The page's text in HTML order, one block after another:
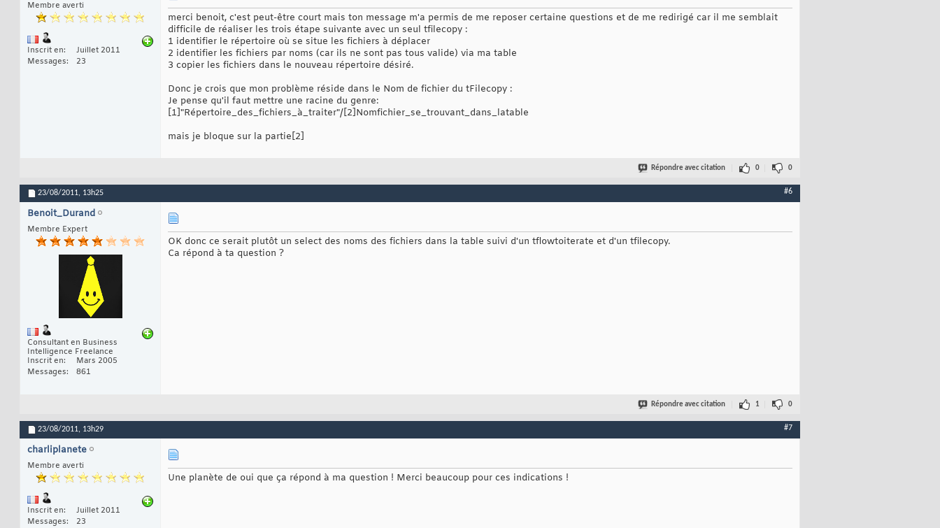
Membre averti
Inscrit en
Juillet 2011
Messages
23
merci benoit, c'est peut-être court mais ton message m'a permis de me reposer certaine questions et de me redirigé car il me semblait
difficile de réaliser les trois étape suivante avec un seul tfilecopy :
1 identifier le répertoire où se situe les fichiers à déplacer
2 identifier les fichiers par noms (car ils ne sont pas tous valide) via ma table
3 copier les fichiers dans le nouveau répertoire désiré.
Donc je crois que mon problème réside dans le Nom de fichier du tFilecopy :
Je pense qu'il faut mettre une racine du genre:
[1]"Répertoire_des_fichiers_à_traiter"/[2]Nomfichier_se_trouvant_dans_latable
mais je bloque sur la partie[2]
Répondre avec citation 0 0
23/08/2011, 13h25 #6
Benoit_Durand
Membre Expert
Consultant en Business
Intelligence Freelance
Inscrit en
Mars 2005
Messages
861
OK donc ce serait plutôt un select des noms des fichiers dans la table suivi d'un tflowtoiterate et d'un tfilecopy.
Ca répond à ta question ?
Répondre avec citation 1 0
23/08/2011, 13h29 #7
charliplanete
Membre averti
Inscrit en
Juillet 2011
Messages
23
Une planète de oui que ça répond à ma question ! Merci beaucoup pour ces indications !